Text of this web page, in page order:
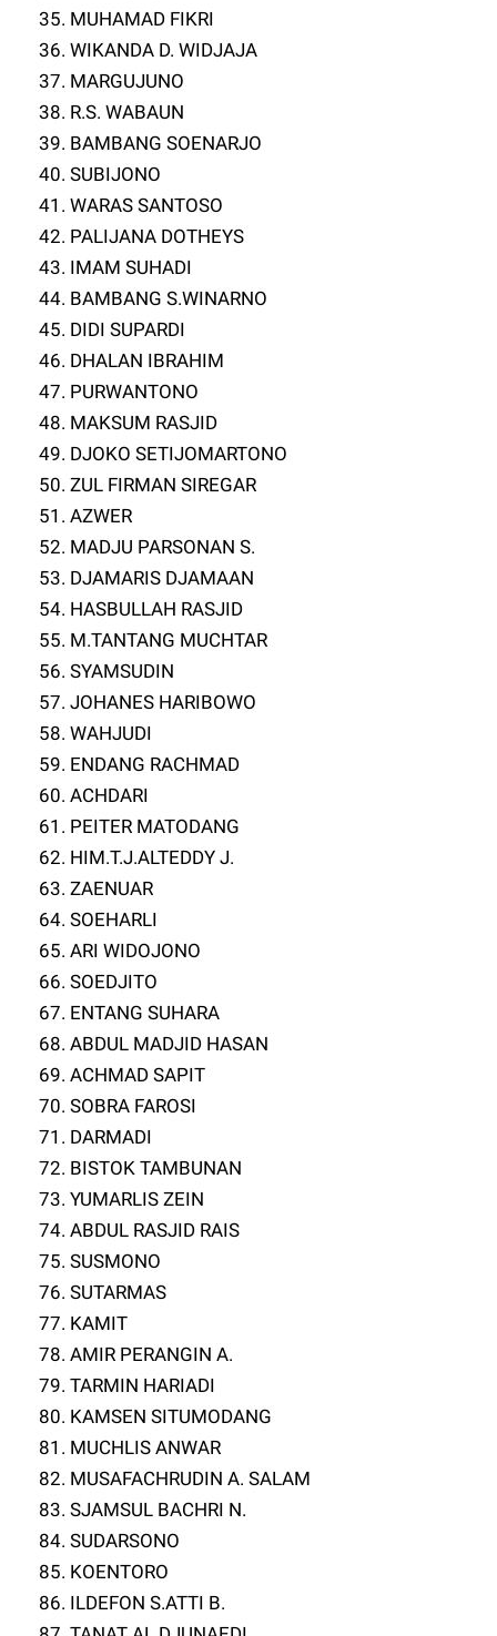
35. MUHAMAD FIKRI
36. WIKANDA D. WIDJAJA
37. MARGUJUNO
38. R.S. WABAUN
39. BAMBANG SOENARJO
40. SUBIJONO
41. WARAS SANTOSO
42. PALIJANA DOTHEYS
43. IMAM SUHADI
44. BAMBANG S.WINARNO
45. DIDI SUPARDI
46. DHALAN IBRAHIM
47. PURWANTONO
48. MAKSUM RASJID
49. DJOKO SETIJOMARTONO
50. ZUL FIRMAN SIREGAR
51. AZWER
52. MADJU PARSONAN S.
53. DJAMARIS DJAMAAN
54. HASBULLAH RASJID
55. M.TANTANG MUCHTAR
56. SYAMSUDIN
57. JOHANES HARIBOWO
58. WAHJUDI
59. ENDANG RACHMAD
60. ACHDARI
61. PEITER MATODANG
62. HIM.T.J.ALTEDDY J.
63. ZAENUAR
64. SOEHARLI
65. ARI WIDOJONO
66. SOEDJITO
67. ENTANG SUHARA
68. ABDUL MADJID HASAN
69. ACHMAD SAPIT
70. SOBRA FAROSI
71. DARMADI
72. BISTOK TAMBUNAN
73. YUMARLIS ZEIN
74. ABDUL RASJID RAIS
75. SUSMONO
76. SUTARMAS
77. KAMIT
78. AMIR PERANGIN A.
79. TARMIN HARIADI
80. KAMSEN SITUMODANG
81. MUCHLIS ANWAR
82. MUSAFACHRUDIN A. SALAM
83. SJAMSUL BACHRI N.
84. SUDARSONO
85. KOENTORO
86. ILDEFON S.ATTI B.